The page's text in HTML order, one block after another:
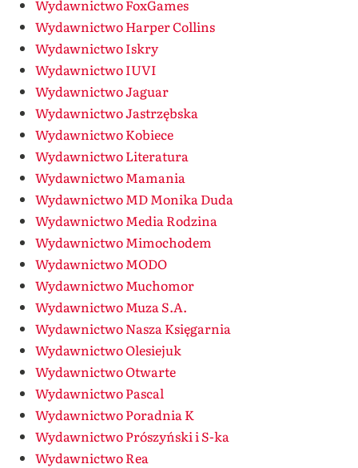
Wydawnictwo FoxGames
Wydawnictwo Harper Collins
Wydawnictwo Iskry
Wydawnictwo IUVI
Wydawnictwo Jaguar
Wydawnictwo Jastrzębska
Wydawnictwo Kobiece
Wydawnictwo Literatura
Wydawnictwo Mamania
Wydawnictwo MD Monika Duda
Wydawnictwo Media Rodzina
Wydawnictwo Mimochodem
Wydawnictwo MODO
Wydawnictwo Muchomor
Wydawnictwo Muza S.A.
Wydawnictwo Nasza Księgarnia
Wydawnictwo Olesiejuk
Wydawnictwo Otwarte
Wydawnictwo Pascal
Wydawnictwo Poradnia K
Wydawnictwo Prószyński i S-ka
Wydawnictwo Rea